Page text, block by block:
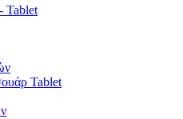
Tablet
Tablet